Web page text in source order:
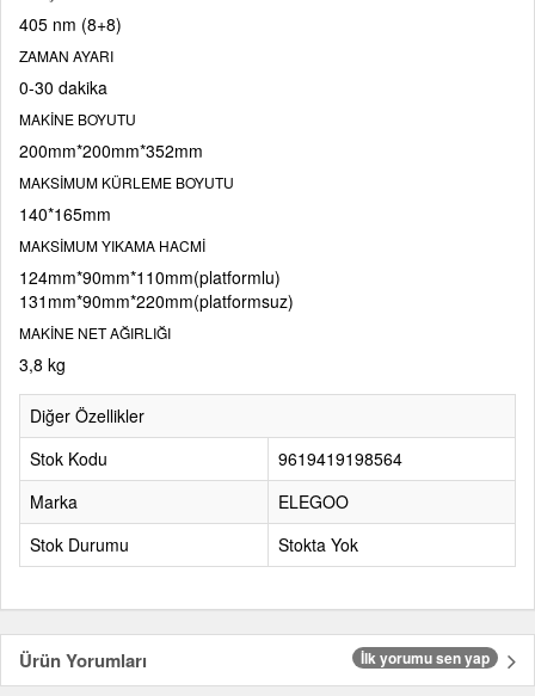
405 nm (8+8)
ZAMAN AYARI
0-30 dakika
MAKİNE BOYUTU
200mm*200mm*352mm
MAKSİMUM KÜRLEME BOYUTU
140*165mm
MAKSİMUM YIKAMA HACMİ
124mm*90mm*110mm(platformlu)
131mm*90mm*220mm(platformsuz)
MAKİNE NET AĞIRLIĞI
3,8 kg
Diğer Özellikler
Stok Kodu
9619419198564
Marka
ELEGOO
Stok Durumu
Stokta Yok
Ürün Yorumları İlk yorumu sen yap